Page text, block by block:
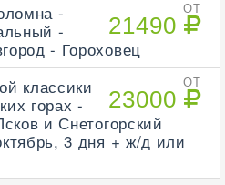
ОТ
21490
-
-
- Гороховец
ОТ
23000
классики
горах -
и Снетогорский
3 дня + ж/д или